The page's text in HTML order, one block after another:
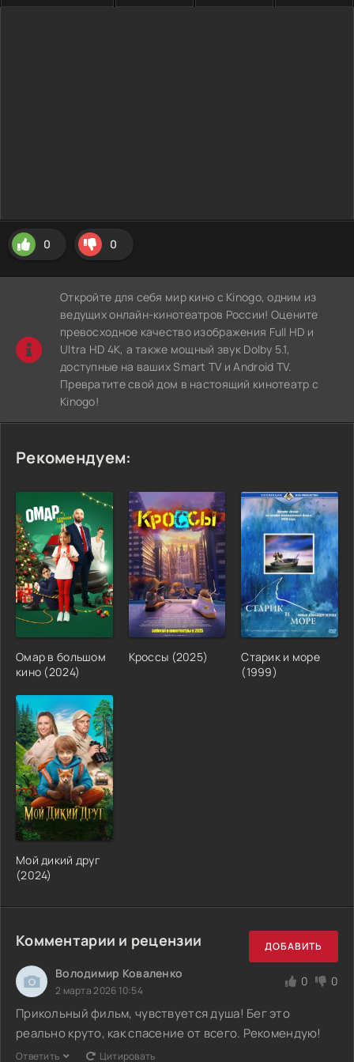
0 0
Откройте для себя мир кино с Kinogo, одним из
ведущих онлайн-кинотеатров России! Оцените
превосходное качество изображения Full HD и
Ultra HD 4K, а также мощный звук Dolby 5.1,
доступные на ваших Smart TV и Android TV.
Превратите свой дом в настоящий кинотеатр с
Kinogo!
Рекомендуем:
Омар в большом
кино (2024)
Кроссы (2025)
Старик и море
(1999)
Мой дикий друг
(2024)
Комментарии и рецензии ДОБАВИТЬ
Володимир Коваленко
2 марта 2026 10:54
0 0
Прикольный фильм, чувствуется душа! Бег это
реально круто, как спасение от всего. Рекомендую!
Ответить Цитировать